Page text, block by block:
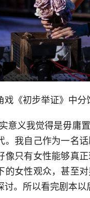
《初步举证》中分
意义我觉得是毋庸
。我自己作为一名
像只有女性能够真
的女性观众，甚至
。所以看完剧本以